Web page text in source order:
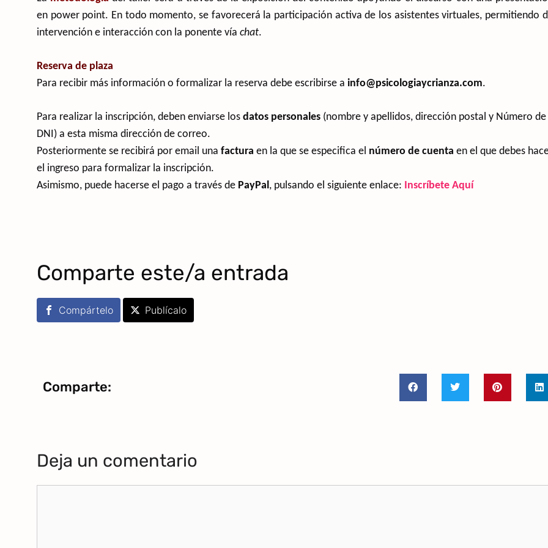
en power point. En todo momento, se favorecerá la participación activa de los asistentes virtuales, permitiendo
intervención e interacción con la ponente vía chat.
Reserva de plaza
Para recibir más información o formalizar la reserva debe escribirse a info@psicologiaycrianza.com.
Para realizar la inscripción, deben enviarse los datos personales (nombre y apellidos, dirección postal y Número de
DNI) a esta misma dirección de correo.
Posteriormente se recibirá por email una factura en la que se especifica el número de cuenta en el que debes
el ingreso para formalizar la inscripción.
Asimismo, puede hacerse el pago a través de PayPal, pulsando el siguiente enlace: Inscríbete Aquí
Comparte este/a entrada
Compártelo Publícalo
Comparte:
Deja un comentario